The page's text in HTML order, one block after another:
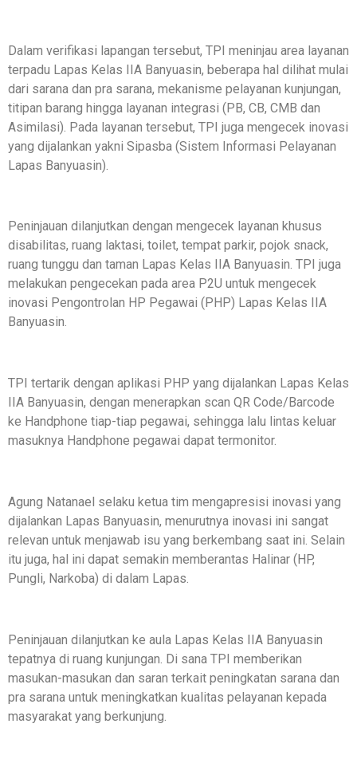
Dalam verifikasi lapangan tersebut, TPI meninjau area layanan
terpadu Lapas Kelas IIA Banyuasin, beberapa hal dilihat mulai
dari sarana dan pra sarana, mekanisme pelayanan kunjungan,
titipan barang hingga layanan integrasi (PB, CB, CMB dan
Asimilasi). Pada layanan tersebut, TPI juga mengecek inovasi
yang dijalankan yakni Sipasba (Sistem Informasi Pelayanan
Lapas Banyuasin).
Peninjauan dilanjutkan dengan mengecek layanan khusus
disabilitas, ruang laktasi, toilet, tempat parkir, pojok snack,
ruang tunggu dan taman Lapas Kelas IIA Banyuasin. TPI juga
melakukan pengecekan pada area P2U untuk mengecek
inovasi Pengontrolan HP Pegawai (PHP) Lapas Kelas IIA
Banyuasin.
TPI tertarik dengan aplikasi PHP yang dijalankan Lapas Kelas
IIA Banyuasin, dengan menerapkan scan QR Code/Barcode
ke Handphone tiap-tiap pegawai, sehingga lalu lintas keluar
masuknya Handphone pegawai dapat termonitor.
Agung Natanael selaku ketua tim mengapresisi inovasi yang
dijalankan Lapas Banyuasin, menurutnya inovasi ini sangat
relevan untuk menjawab isu yang berkembang saat ini. Selain
itu juga, hal ini dapat semakin memberantas Halinar (HP,
Pungli, Narkoba) di dalam Lapas.
Peninjauan dilanjutkan ke aula Lapas Kelas IIA Banyuasin
tepatnya di ruang kunjungan. Di sana TPI memberikan
masukan-masukan dan saran terkait peningkatan sarana dan
pra sarana untuk meningkatkan kualitas pelayanan kepada
masyarakat yang berkunjung.